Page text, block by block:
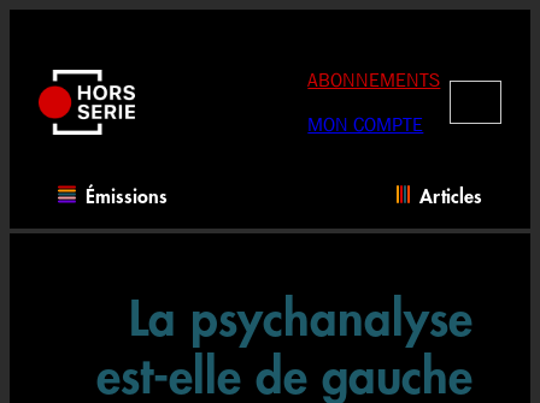
contenu
ABONNEMENTS
MON COMPTE
Émissions Articles
La psychanalyse
est-elle de gauche